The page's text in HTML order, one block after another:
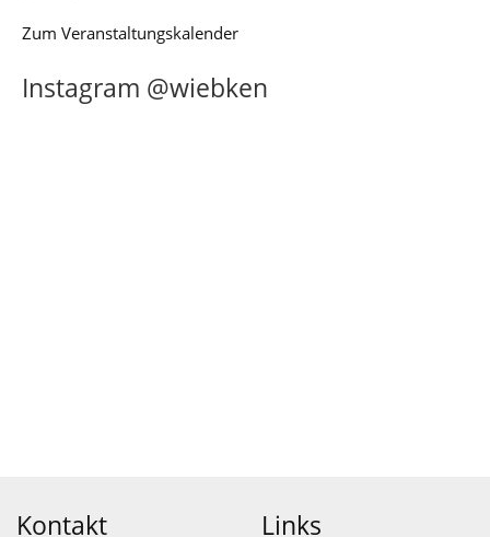
Zum Veranstaltungskalender
Instagram @wiebken
Kontakt Links